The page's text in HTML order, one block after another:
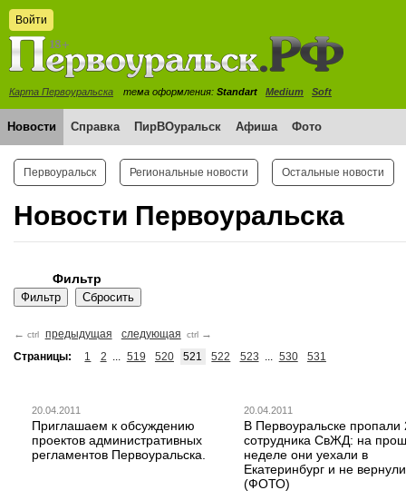
Войти
Карта Первоуральска тема оформления: Standart Medium Soft
Новости Справка ПирВОуральск Афиша Фото
Первоуральск Региональные новости Остальные новости
Новости Первоуральска
Фильтр
← ctrl предыдущая следующая ctrl →
Страницы:
1 2 ... 519 520 521 522 523 ... 530 531
20.04.2011
Приглашаем к обсуждению
проектов административных
регламентов Первоуральска.
20.04.2011
В Первоуральске пропали
сотрудника СвЖД: на
неделе они уехали в
Екатеринбург и не
(ФОТО)